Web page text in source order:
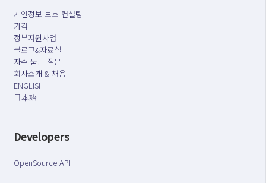
개인정보 보호 컨설팅
가격
정부지원사업
블로그&자료실
자주 묻는 질문
회사소개 & 채용
ENGLISH
日本語
Developers
OpenSource API